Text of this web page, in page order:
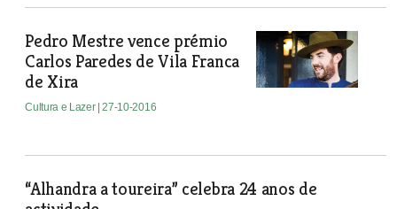
Pedro Mestre vence prémio
Carlos Paredes de Vila Franca
de Xira
Cultura e Lazer | 27-10-2016
“Alhandra a toureira” celebra 24 anos de